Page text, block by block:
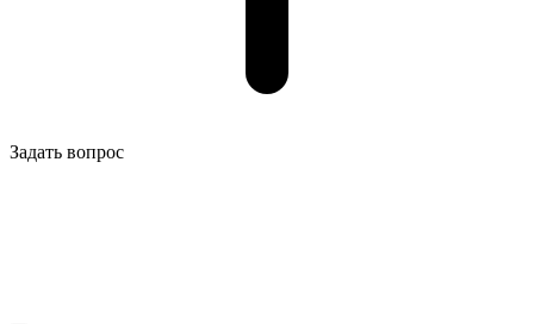
Задать вопрос